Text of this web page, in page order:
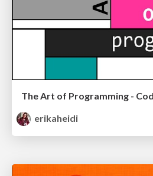
The Art of Programming -
erikaheidi